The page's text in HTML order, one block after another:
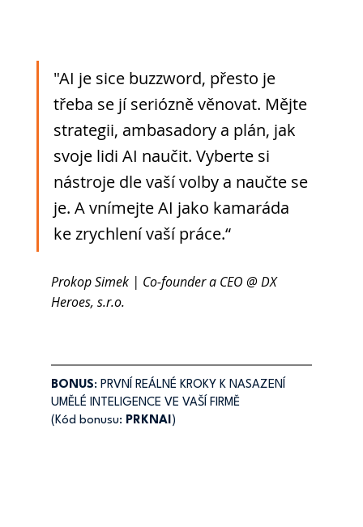
"AI je sice buzzword, přesto je
třeba se jí seriózně věnovat. Mějte
strategii, ambasadory a plán, jak
svoje lidi AI naučit. Vyberte si
nástroje dle vaší volby a naučte se
je. A vnímejte AI jako kamaráda
ke zrychlení vaší práce.“
Prokop Simek | Co-founder a CEO @ DX
Heroes, s.r.o.
BONUS: PRVNÍ REÁLNÉ KROKY K NASAZENÍ
UMĚLÉ INTELIGENCE VE VAŠÍ FIRMĚ
(Kód bonusu: PRKNAI )